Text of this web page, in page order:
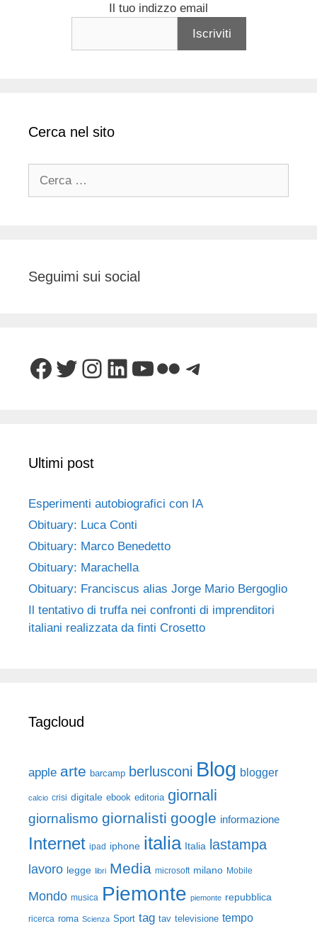
Il tuo indizzo email
Cerca nel sito
Seguimi sui social
Facebook
Twitter
Instagram
LinkedIn
YouTube
FlickrTelegram
Ultimi post
Esperimenti autobiografici con IA
Obituary: Luca Conti
Obituary: Marco Benedetto
Obituary: Marachella
Obituary: Franciscus alias Jorge Mario Bergoglio
Il tentativo di truffa nei confronti di imprenditori
italiani realizzata da finti Crosetto
Tagcloud
apple arte barcamp berlusconi Blog blogger
calcio crisi digitale ebook editoria giornali
giornalismo giornalisti google informazione
Internet ipad iphone italia Italia lastampa
lavoro legge libri Media microsoft milano Mobile
Mondo musica Piemonte piemonte repubblica
ricerca roma Scienza Sport tag tav televisione tempo